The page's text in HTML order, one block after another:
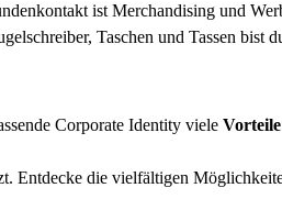
ist Merchandising und
Taschen und Tassen bist
Corporate Identity viele Vorteile
Entdecke die vielfältigen